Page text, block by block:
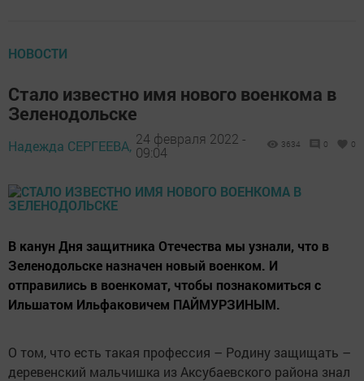
НОВОСТИ
Стало известно имя нового военкома в
Зеленодольске
Надежда СЕРГЕЕВА, 24 февраля 2022 -
09:04
3634 0 0
В канун Дня защитника Отечества мы узнали, что в
Зеленодольске назначен новый военком. И
отправились в военкомат, чтобы познакомиться с
Ильшатом Ильфаковичем ПАЙМУРЗИНЫМ.
О том, что есть такая профессия – Родину защищать –
деревенский мальчишка из Аксубаевского района знал